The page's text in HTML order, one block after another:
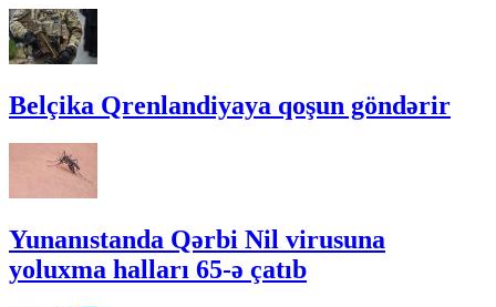
Belçika Qrenlandiyaya qoşun göndərir
Yunanıstanda Qərbi Nil virusuna
yoluxma halları 65-ə çatıb